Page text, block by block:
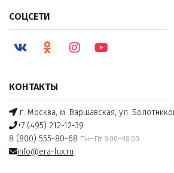
КОНТАКТЫ
г. Москва, м. Варшавская, ул.
+7 (495) 212-12-39
8 (800) 555-80-68 Пн—Пт 9:00—18:00
info@era-lux.ru
СОЦСЕТИ